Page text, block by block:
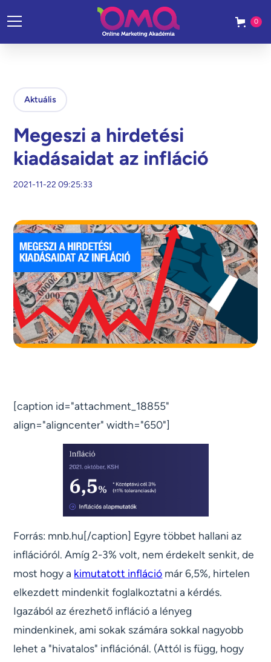
0
Aktuális
Megeszi a hirdetési
kiadásaidat az infláció
2021-11-22 09:25:33
[caption id="attachment_18855"
align="aligncenter" width="650"]
Forrás: mnb.hu[/caption] Egyre többet hallani az
inflációról. Amíg 2-3% volt, nem érdekelt senkit, de
most hogy a kimutatott infláció már 6,5%, hirtelen
elkezdett mindenkit foglalkoztatni a kérdés.
Igazából az érezhető infláció a lényeg
mindenkinek, ami sokak számára sokkal nagyobb
lehet a "hivatalos" inflációnál. (Attól is függ, hogy